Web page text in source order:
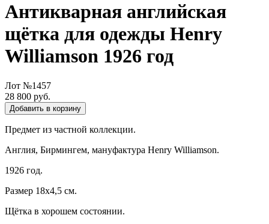
Антикварная английская
щётка для одежды Henry
Williamson 1926 год
Лот №1457
28 800 руб.
Добавить в корзину
Предмет из частной коллекции.
Англия, Бирмингем, мануфактура Henry Williamson.
1926 год.
Размер 18х4,5 см.
Щётка в хорошем состоянии.